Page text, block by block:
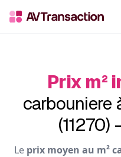
Prix m²
carbouniere
Le prix moyen au m²